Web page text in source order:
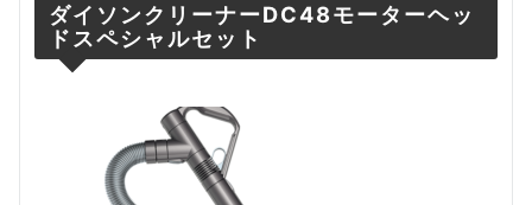
ダイソンクリーナーDC48モーターヘッ
ドスペシャルセット